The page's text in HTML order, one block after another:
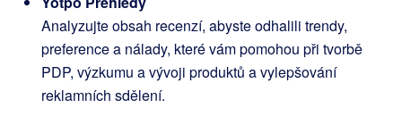
Analyzujte obsah recenzí, abyste odhalili trendy,
preference a nálady, které vám pomohou při tvorbě
PDP, výzkumu a vývoji produktů a vylepšování
reklamních sdělení.